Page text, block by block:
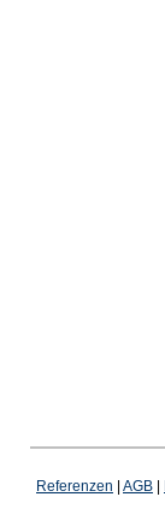
Referenzen AGB